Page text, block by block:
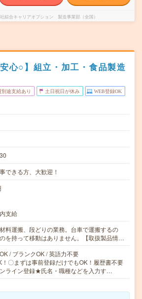
綜合キャリアオプション 製造事業部（全国）
心○】組立・加工・食品製造
別途支給あり 土日祝日が休み WEB登録OK
できる方、大歓迎！
支給
料運搬、段どりの業務。台車で運搬するの
を持って移動はありません。【取扱製品情…
/ ブランクOK / 英語力不要
〇まずは事前登録だけでもOK！履歴書不要
ライン登録★氏名・職種などを入力す…